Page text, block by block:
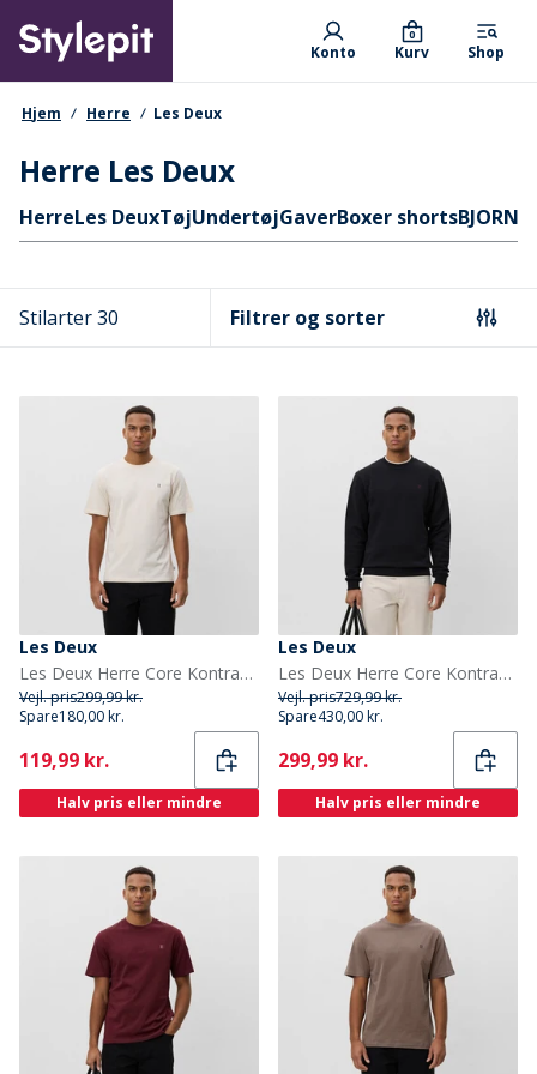
main
content
Primary departments
Konto Kurv
0
Shop
navigationssti
Hjem Herre Les Deux
Herre Les Deux
Hurtige links
HerreLes DeuxTøjUndertøjGaverBoxer shortsBJORN
Stilarter 30 Filtrer og sorter
Les Deux
Les Deux Herre Core Kontrast T-shirt Ivory
Vejl. pris299,99 kr.
Spare180,00 kr.
Current
119,99 kr.
Halv pris eller mindre
Les Deux
Les Deux Herre Core Kontrast Sweatshirt Sort
Vejl. pris729,99 kr.
Spare430,00 kr.
Current
299,99 kr.
Halv pris eller mindre